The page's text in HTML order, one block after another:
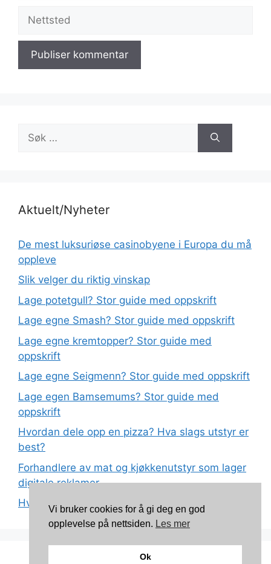
etter:
Aktuelt/Nyheter
De mest luksuriøse casinobyene i Europa du må
oppleve
Slik velger du riktig vinskap
Lage potetgull? Stor guide med oppskrift
Lage egne Smash? Stor guide med oppskrift
Lage egne kremtopper? Stor guide med
oppskrift
Lage egne Seigmenn? Stor guide med oppskrift
Lage egen Bamsemums? Stor guide med
oppskrift
Hvordan dele opp en pizza? Hva slags utstyr er
best?
Forhandlere av mat og kjøkkenutstyr som lager
digitale reklamer
Hva betyr det at plast har matkvalitet?
Kontakt: torunnbeategjerven@gmail.com
Vi bruker cookies for å gi deg en god
opplevelse på nettsiden. Les mer
Ok